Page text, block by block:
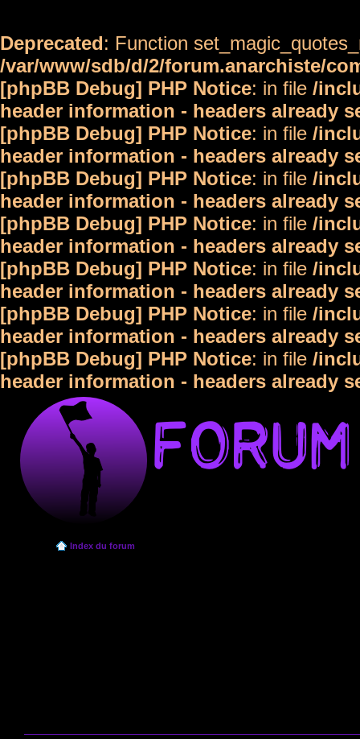
Deprecated: Function
/var/www/sdb/d/2/forum.anarchiste/
[phpBB Debug] PHP Notice: in file /
header information - headers already
[phpBB Debug] PHP Notice: in file /
header information - headers already
[phpBB Debug] PHP Notice: in file /
header information - headers already
[phpBB Debug] PHP Notice: in file /
header information - headers already
[phpBB Debug] PHP Notice: in file /
header information - headers already
[phpBB Debug] PHP Notice: in file /
header information - headers already
[phpBB Debug] PHP Notice: in file /
header information - headers already
Index du forum